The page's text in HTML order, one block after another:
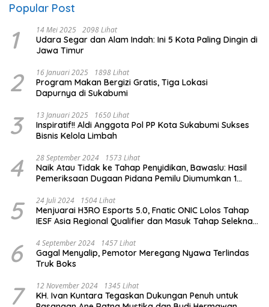
Popular Post
1 14 Mei 2025 2098 Lihat
Udara Segar dan Alam Indah: Ini 5 Kota Paling Dingin di
Jawa Timur
2 16 Januari 2025 1898 Lihat
Program Makan Bergizi Gratis, Tiga Lokasi
Dapurnya di Sukabumi
3 13 Januari 2025 1650 Lihat
Inspiratif!! Aldi Anggota Pol PP Kota Sukabumi Sukses
Bisnis Kelola Limbah
4 28 September 2024 1573 Lihat
Naik Atau Tidak ke Tahap Penyidikan, Bawaslu: Hasil
Pemeriksaan Dugaan Pidana Pemilu Diumumkan 1
5 24 Juli 2024 1504 Lihat
Menjuarai H3RO Esports 5.0, Fnatic ONIC Lolos Tahap
IESF Asia Regional Qualifier dan Masuk Tahap Seleknas
6 4 September 2024 1457 Lihat
Gagal Menyalip, Pemotor Meregang Nyawa Terlindas
Truk Boks
7 12 November 2024 1345 Lihat
KH. Ivan Kuntara Tegaskan Dukungan Penuh untuk